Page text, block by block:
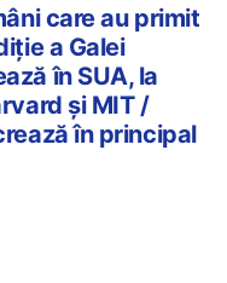
care au primit
a Galei
în SUA, la
și MIT /
în principal